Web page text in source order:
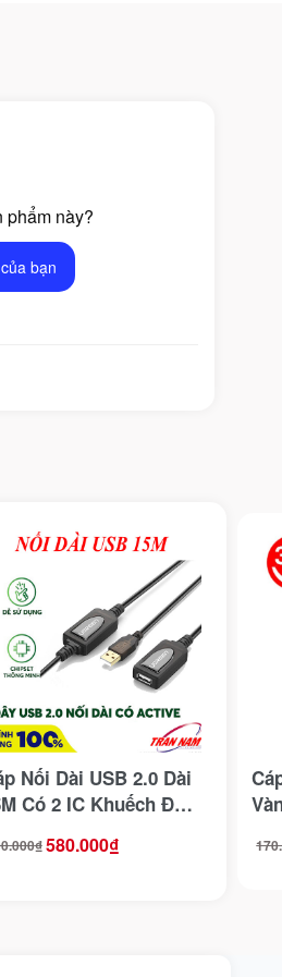
phẩm này?
bạn
Nối Dài USB 2.0 Dài
Có 2 IC Khuếch Đại
₫580.000₫ Giá
Giá